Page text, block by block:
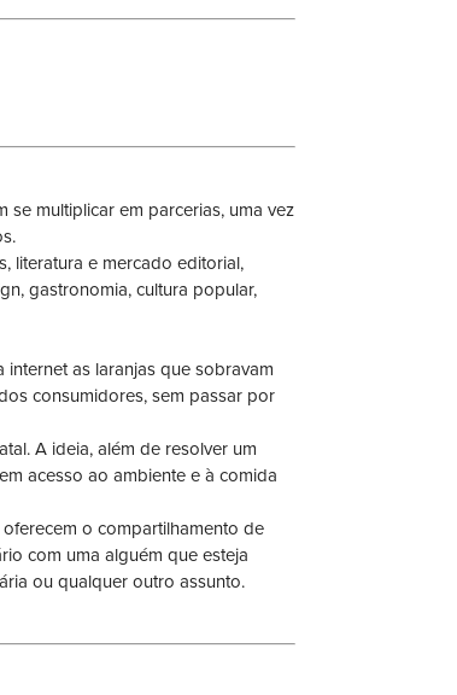
multiplicar em parcerias, uma vez
literatura e mercado editorial,
gastronomia, cultura popular,
as laranjas que sobravam
consumidores, sem passar por
A ideia, além de resolver um
acesso ao ambiente e à comida
o compartilhamento de
com uma alguém que esteja
ou qualquer outro assunto.